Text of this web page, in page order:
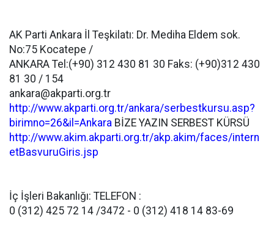
AK Parti Ankara İl Teşkilatı: Dr. Mediha Eldem sok.
No:75 Kocatepe /
ANKARA Tel:(+90) 312 430 81 30 Faks: (+90)312 430
81 30 / 154
ankara@akparti.org.tr
http://www.akparti.org.tr/ankara/serbestkursu.asp?
birimno=26&il=Ankara BİZE YAZIN SERBEST KÜRSÜ
http://www.akim.akparti.org.tr/akp.akim/faces/intern
etBasvuruGiris.jsp
İç İşleri Bakanlığı: TELEFON :
0 (312) 425 72 14 /3472 - 0 (312) 418 14 83-69